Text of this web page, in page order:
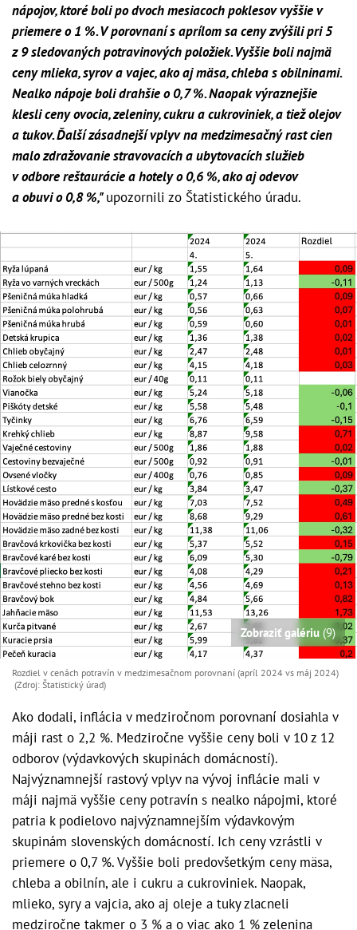
nápojov, ktoré boli po dvoch mesiacoch poklesov vyššie v
priemere o 1 %. V porovnaní s aprílom sa ceny zvýšili pri 5
z 9 sledovaných potravinových položiek. Vyššie boli najmä
ceny mlieka, syrov a vajec, ako aj mäsa, chleba s obilninami.
Nealko nápoje boli drahšie o 0,7 %. Naopak výraznejšie
klesli ceny ovocia, zeleniny, cukru a cukroviniek, a tiež olejov
a tukov. Ďalší zásadnejší vplyv na medzimesačný rast cien
malo zdražovanie stravovacích a ubytovacích služieb
v odbore reštaurácie a hotely o 0,6 %, ako aj odevov
a obuvi o 0,8 %,"upozornili zo Štatistického úradu.
Zobraziť galériu (9)
Rozdiel v cenách potravín v medzimesačnom porovnaní (apríl 2024 vs máj 2024)
(Zdroj: Štatistický úrad)
Ako dodali, inflácia v medziročnom porovnaní dosiahla v
máji rast o 2,2 %. Medziročne vyššie ceny boli v 10 z 12
odborov (výdavkových skupinách domácností).
Najvýznamnejší rastový vplyv na vývoj inflácie mali v
máji najmä vyššie ceny potravín s nealko nápojmi, ktoré
patria k podielovo najvýznamnejším výdavkovým
skupinám slovenských domácností. Ich ceny vzrástli v
priemere o 0,7 %. Vyššie boli predovšetkým ceny mäsa,
chleba a obilnín, ale i cukru a cukroviniek. Naopak,
mlieko, syry a vajcia, ako aj oleje a tuky zlacneli
medziročne takmer o 3 % a o viac ako 1 % zelenina